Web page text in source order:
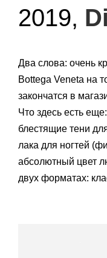
2019,
Два слова: очень
Bottega Veneta на
закончатся в
Что здесь есть
блестящие тени
лака для ногтей
абсолютный цвет
двух форматах: